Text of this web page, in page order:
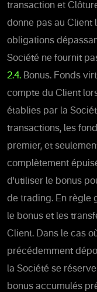
transaction et
donne pas au Client
obligations
Société ne fournit
2.4. Bonus. Fonds
compte du Client
établies par la
transactions, les
premier, et
complètement
d'utiliser le bonus
de trading. En règle
le bonus et les
Client. Dans le cas
précédemment
la Société se
bonus accumulés